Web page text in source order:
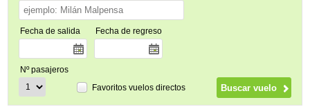
Fecha de salida Fecha de regreso
Nº pasajeros
Favoritos vuelos directos